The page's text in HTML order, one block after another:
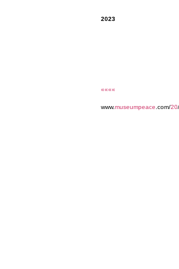
2023
««««
www.museumpeace .com/20